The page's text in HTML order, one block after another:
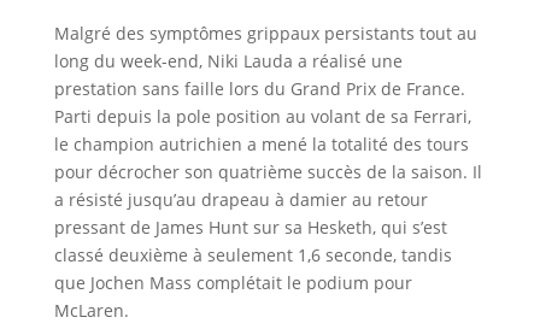
Malgré des symptômes grippaux persistants tout au
long du week-end, Niki Lauda a réalisé une
prestation sans faille lors du Grand Prix de France.
Parti depuis la pole position au volant de sa Ferrari,
le champion autrichien a mené la totalité des tours
pour décrocher son quatrième succès de la saison. Il
a résisté jusqu’au drapeau à damier au retour
pressant de James Hunt sur sa Hesketh, qui s’est
classé deuxième à seulement 1,6 seconde, tandis
que Jochen Mass complétait le podium pour
McLaren.